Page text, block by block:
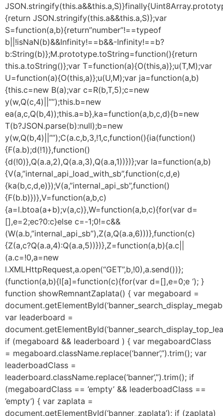
{return JSON.stringify(this.a&&this.a,S)};var
S=function(a,b){return”number”!==typeof
b||!isNaN(b)&&Infinity!==b&&-Infinity!==b?
b:String(b)};M.prototype.toString=function(){return
this.a.toString()};var T=function(a){O(this,a)};u(T,M);var
U=function(a){O(this,a)};u(U,M);var ja=function(a,b)
{this.c=new B(a);var c=R(b,T,5);c=new
y(w,Q(c,4)||””);this.b=new
ea(a,c,Q(b,4));this.a=b},ka=function(a,b,c,d){b=new
T(b?JSON.parse(b):null);b=new
y(w,Q(b,4)||””);C(a.c,b,3,!1,c,function(){ia(function()
{F(a.b);d(!1)},function()
{d(!0)},Q(a.a,2),Q(a.a,3),Q(a.a,1))})};var la=function(a,b)
{V(a,”internal_api_load_with_sb”,function(c,d,e)
{ka(b,c,d,e)});V(a,”internal_api_sb”,function()
{F(b.b)})},V=function(a,b,c)
{a=l.btoa(a+b);v(a,c)},W=function(a,b,c){for(var d=
[],e=2;ec?0:c}else c=-1;0!=c&&
(W(a.b,”internal_api_sb”),Z(a,Q(a.a,6)))},function(c)
{Z(a,c?Q(a.a,4):Q(a.a,5))})},Z=function(a,b){a.c||
(a.c=!0,a=new
l.XMLHttpRequest,a.open(“GET”,b,!0),a.send())};
(function(a,b){l[a]=function(c){for(var d=[],e=0;e ‘); }
function showRemnantZaplata() { var megaboard =
var leaderboard =
if (megaboard && leaderboard ) { var megaboardClass
= megaboard.className.replace(‘banner’,”).trim(); var
leaderboadClass =
leaderboard.className.replace(‘banner’,”).trim(); if
(megaboardClass == ’empty’ && leaderboadClass ==
’empty’) { var zaplata =
document.getElementById(‘banner_zaplata’); if (zaplata)